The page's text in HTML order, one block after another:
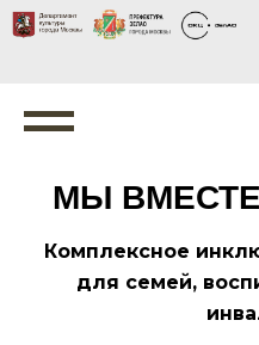
МЫ
Комплексное
для семей,